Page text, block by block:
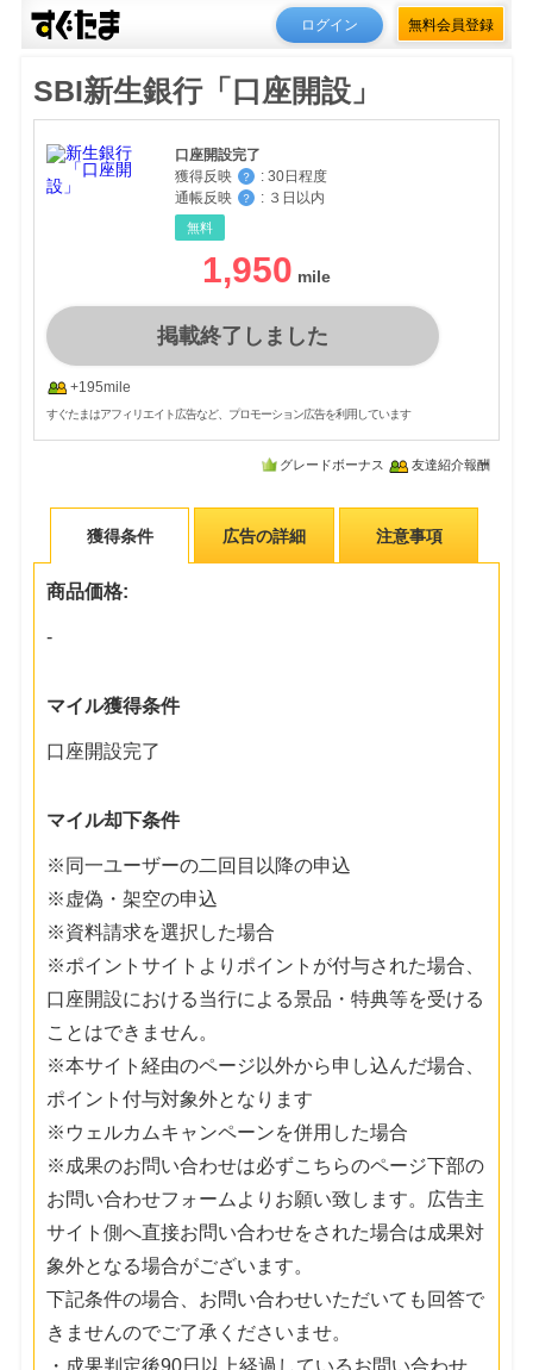
ログイン 無料会員登録
SBI新生銀行「口座開設」
口座開設完了
獲得反映
？ : 30日程度
通帳反映
？ : ３日以内
無料
1,950
掲載終了しました
+195mile
すぐたまはアフィリエイト広告など、プロモーション広告を利用しています
グレードボーナス 友達紹介報酬
獲得条件 広告の詳細 注意事項
商品価格:
-
マイル獲得条件
口座開設完了
マイル却下条件
※同一ユーザーの二回目以降の申込
※虚偽・架空の申込
※資料請求を選択した場合
※ポイントサイトよりポイントが付与された場合、
口座開設における当行による景品・特典等を受ける
ことはできません。
※本サイト経由のページ以外から申し込んだ場合、
ポイント付与対象外となります
※ウェルカムキャンペーンを併用した場合
※成果のお問い合わせは必ずこちらのページ下部の
お問い合わせフォームよりお願い致します。広告主
サイト側へ直接お問い合わせをされた場合は成果対
象外となる場合がございます。
下記条件の場合、お問い合わせいただいても回答で
きませんのでご了承くださいませ。
・成果判定後90日以上経過しているお問い合わせ